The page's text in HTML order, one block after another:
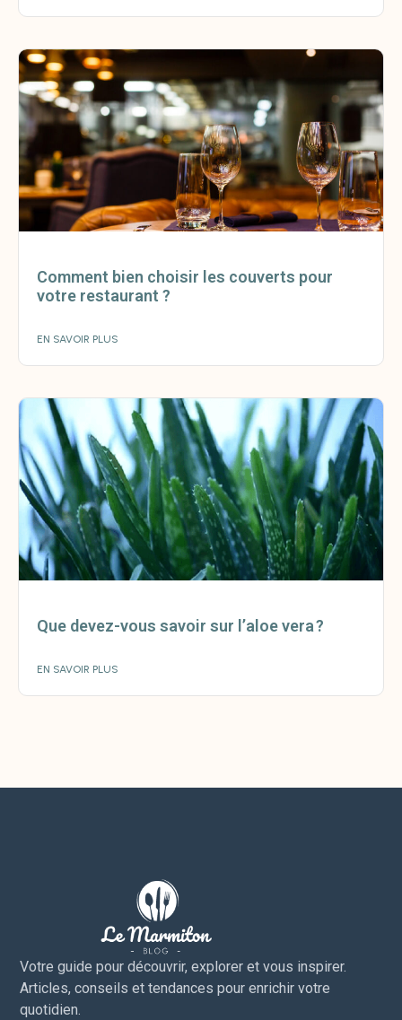
Comment bien choisir les couverts pour
votre restaurant ?
EN SAVOIR PLUS
Que devez-vous savoir sur l’aloe vera ?
EN SAVOIR PLUS
Votre guide pour découvrir, explorer et vous inspirer.
Articles, conseils et tendances pour enrichir votre
quotidien.